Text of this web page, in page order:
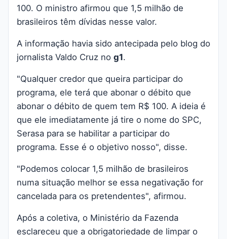
100. O ministro afirmou que 1,5 milhão de
brasileiros têm dívidas nesse valor.
A informação havia sido antecipada pelo blog do
jornalista Valdo Cruz no g1.
"Qualquer credor que queira participar do
programa, ele terá que abonar o débito que
abonar o débito de quem tem R$ 100. A ideia é
que ele imediatamente já tire o nome do SPC,
Serasa para se habilitar a participar do
programa. Esse é o objetivo nosso", disse.
"Podemos colocar 1,5 milhão de brasileiros
numa situação melhor se essa negativação for
cancelada para os pretendentes", afirmou.
Após a coletiva, o Ministério da Fazenda
esclareceu que a obrigatoriedade de limpar o